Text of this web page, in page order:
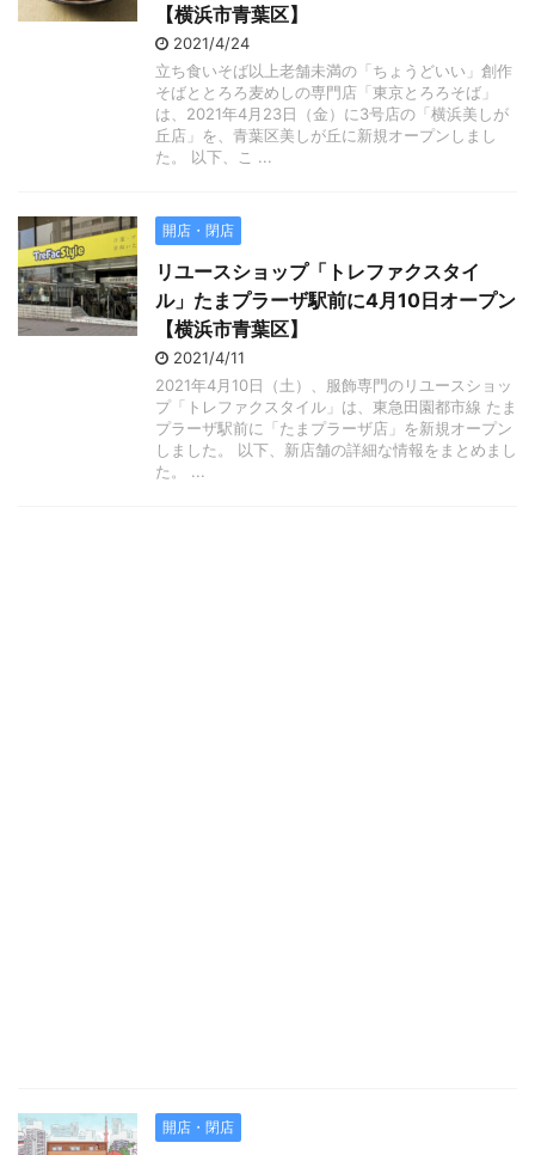
【横浜市青葉区】
2021/4/24
立ち食いそば以上老舗未満の「ちょうどいい」創作
そばととろろ麦めしの専門店「東京とろろそば」
は、2021年4月23日（金）に3号店の「横浜美しが
丘店」を、青葉区美しが丘に新規オープンしまし
た。 以下、こ ...
開店・閉店
リユースショップ「トレファクスタイ
ル」たまプラーザ駅前に4月10日オープン
【横浜市青葉区】
2021/4/11
2021年4月10日（土）、服飾専門のリユースショッ
プ「トレファクスタイル」は、東急田園都市線 たま
プラーザ駅前に「たまプラーザ店」を新規オープン
しました。 以下、新店舗の詳細な情報をまとめまし
た。 ...
開店・閉店